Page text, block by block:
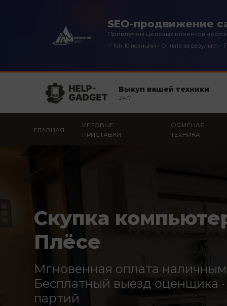
SEO-продвижение
Привлечем целевых клиентов
✓Топ-10 позиций ✓ Оплата за результат✓
Выкуп вашей техники
24/7
ГЛАВНАЯ
ИГРОВЫЕ
ПРИСТАВКИ
ОФИСНАЯ
ТЕХНИКА
Скупка
Плёсе
Мгновенная оплата
Бесплатный выезд оценщика
партий